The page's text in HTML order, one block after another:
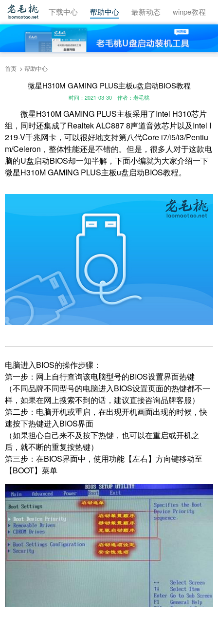
视频教程 下载中心 帮助中心 最新动态 winpe教程
首页 帮助中心
微星H310M GAMING PLUS主板u盘启动BIOS教程
时间：2021-03-30 作者：老毛桃
微星H310M GAMING PLUS主板采用了Intel H310芯片
组，同时还集成了Realtek ALC887 8声道音效芯片以及Intel I
219-V千兆网卡，可以很好地支持第八代Core i7/i5/i3/Pentiu
m/Celeron，整体性能还是不错的。但是，很多人对于这款电
脑的U盘启动BIOS却一知半解，下面小编就为大家介绍一下
微星H310M GAMING PLUS主板u盘启动BIOS教程。
电脑进入BIOS的操作步骤：
第一步： 网上自行查询该电脑型号的BIOS设置界面热键
（不同品牌不同型号的电脑进入BIOS设置页面的热键都不一
样，如果在网上搜索不到的话，建议直接咨询品牌客服）
第二步： 电脑开机或重启，在出现开机画面出现的时候，快
速按下热键进入BIOS界面
（如果担心自己来不及按下热键，也可以在重启或开机之
后，就不断的重复按热键）
第三步： 在BIOS界面中，使用功能【左右】方向键移动至
【BOOT】菜单